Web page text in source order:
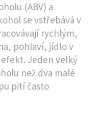
(ABV) a
se vstřebává v
rychlým,
pohlaví, jídlo v
Jeden velký
než dva malé
pití často